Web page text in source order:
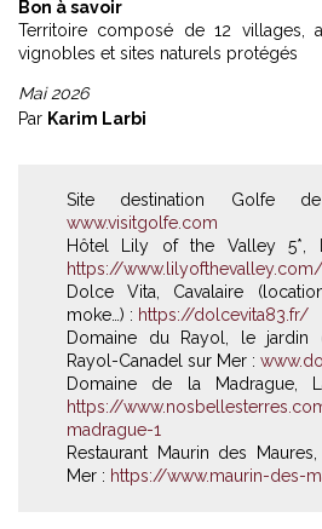
Bon à savoir
Territoire composé de 12 villages,
vignobles et sites naturels protégés
Mai 2026
Par Karim Larbi
Site destination Golfe
www.visitgolfe.com
Hôtel Lily of the Valley 5*,
https://
Dolce Vita, Cavalaire
moke…) : https://dolcevita83.fr/
Domaine du Rayol, le jardin
Rayol-Canadel sur Mer :
Domaine de la Madrague,
https://
madrague-1
Restaurant Maurin des
Mer : https://www.maurin-des-